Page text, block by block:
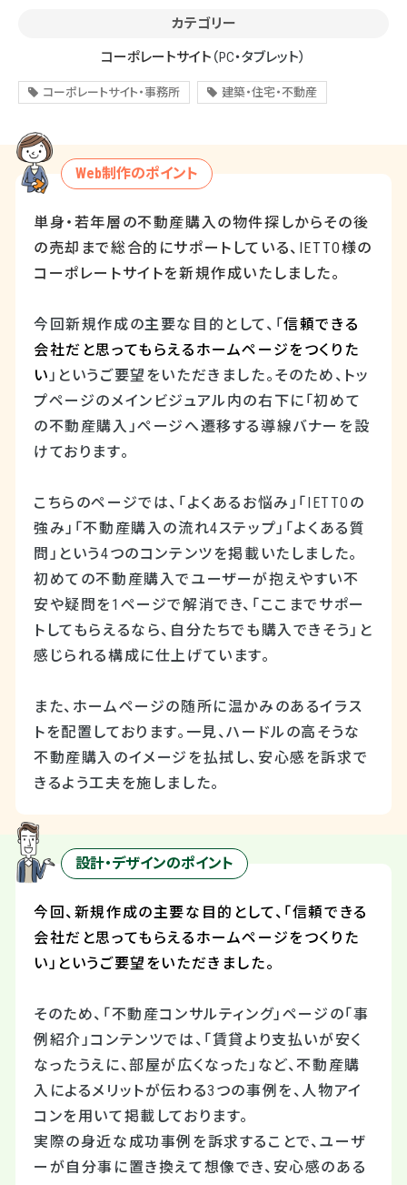
カテゴリー
コーポレートサイト （PC・タブレット）
コーポレートサイト・事務所 建築・住宅・不動産
Web制作のポイント
単身・若年層の不動産購入の物件探しからその後
の売却まで総合的にサポートしている、 IETTO様の
コーポレートサイトを新規作成いたしました。
今回新規作成の主要な目的として、「信頼できる
会社だと思ってもらえるホームページをつくりた
い 」というご要望をいただきました。そのため、トッ
プページのメインビジュアル内の右下に「初めて
の不動産購入」ページへ遷移する導線バナーを設
けております。
こちらのページでは、「よくあるお悩み」「IETTO の
強み」「不動産購入の流れ4ステップ」「よくある質
問」という4つのコンテンツを掲載いたしました。
初めての不動産購入でユーザーが抱えやすい不
安や疑問を 1 ページで解消でき、「ここまでサポー
トしてもらえるなら、自分たちでも購入できそう」と
感じられる構成に仕上げています。
また、ホームページの随所に温かみのあるイラス
トを配置しております。一見、ハードルの高そうな
不動産購入のイメージを払拭し、安心感を訴求で
きるよう工夫を施しました。
設計・デザインのポイント
今回、新規作成の主要な目的として、「信頼できる
会社だと思ってもらえるホームページをつくりた
い」というご要望をいただきました。
そのため、「不動産コンサルティング」ページの「事
例紹介」コンテンツでは、「賃貸より支払いが安く
なったうえに、部屋が広くなった」など、不動産購
入によるメリットが伝わる3 つの事例を、人物アイ
コンを用いて掲載しております。
実際の身近な成功事例を訴求することで、ユーザ
ーが自分事に置き換えて想像でき、安心感のある